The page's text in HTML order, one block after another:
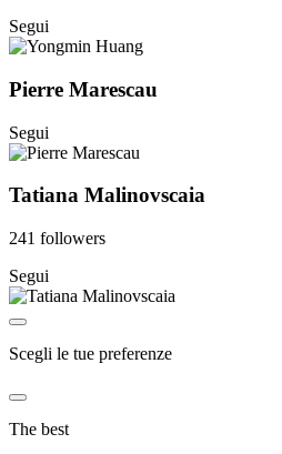
Segui
Pierre Marescau
Segui
Tatiana Malinovscaia
241 followers
Segui
Scegli le tue preferenze
The best